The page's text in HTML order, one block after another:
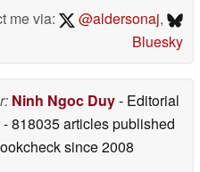
me via:
@aldersonaj,
Bluesky
Ninh Ngoc Duy- Editorial
- 818035 articles published
since 2008